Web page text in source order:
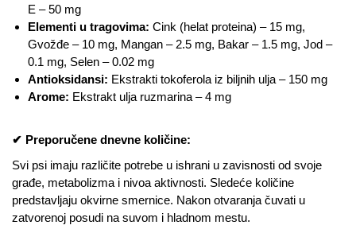
E – 50 mg
Elementi u tragovima: Cink (helat proteina) – 15 mg,
Gvožđe – 10 mg, Mangan – 2.5 mg, Bakar – 1.5 mg, Jod –
0.1 mg, Selen – 0.02 mg
Antioksidansi: Ekstrakti tokoferola iz biljnih ulja – 150 mg
Arome: Ekstrakt ulja ruzmarina – 4 mg
✔ Preporučene dnevne količine:
Svi psi imaju različite potrebe u ishrani u zavisnosti od svoje
građe, metabolizma i nivoa aktivnosti. Sledeće količine
predstavljaju okvirne smernice. Nakon otvaranja čuvati u
zatvorenoj posudi na suvom i hladnom mestu.